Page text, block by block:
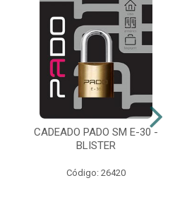
CADEADO PADO SM E-30 -
BLISTER
Código: 26420